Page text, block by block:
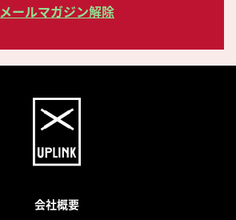
メールマガジン解除
会社概要